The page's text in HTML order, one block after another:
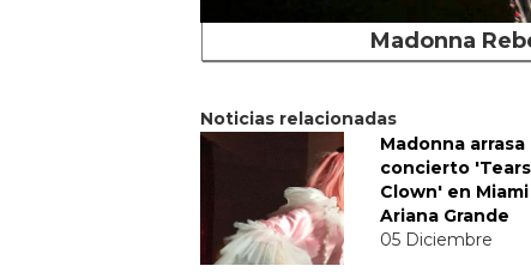
Madonna
Noticias relacionadas
Madonna arrasa
concierto
Clown' en
Ariana Grande
05 Diciembre